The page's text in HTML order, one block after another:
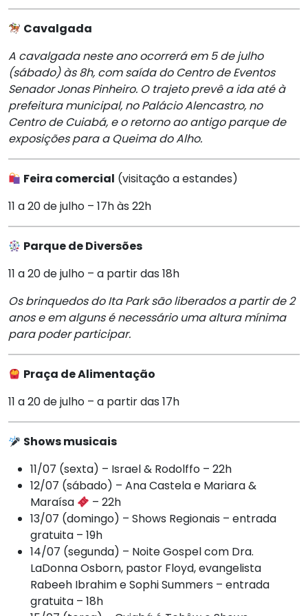
Cavalgada
A cavalgada neste ano ocorrerá em 5 de julho
(sábado) às 8h, com saída do Centro de Eventos
Senador Jonas Pinheiro. O trajeto prevê a ida até à
prefeitura municipal, no Palácio Alencastro, no
Centro de Cuiabá, e o retorno ao antigo parque de
exposições para a Queima do Alho.
Feira comercial (visitação a estandes)
11 a 20 de julho – 17h às 22h
Parque de Diversões
11 a 20 de julho – a partir das 18h
Os brinquedos do Ita Park são liberados a partir de 2
anos e em alguns é necessário uma altura mínima
para poder participar.
Praça de Alimentação
11 a 20 de julho – a partir das 17h
Shows musicais
11/07 (sexta) – Israel & Rodolffo – 22h
12/07 (sábado) – Ana Castela e Mariara &
Maraísa
– 22h
13/07 (domingo) – Shows Regionais – entrada
gratuita – 19h
14/07 (segunda) – Noite Gospel com Dra.
LaDonna Osborn, pastor Floyd, evangelista
Rabeeh Ibrahim e Sophi Summers – entrada
gratuita – 18h